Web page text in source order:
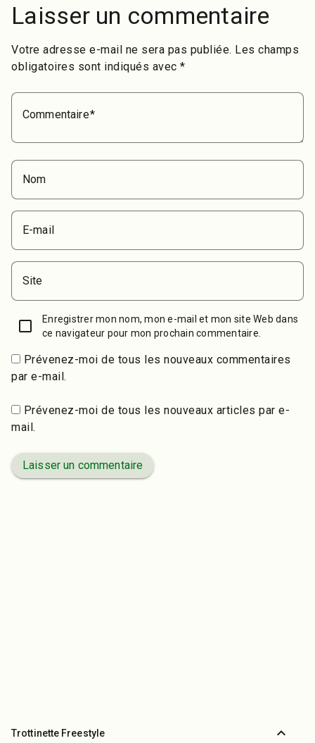
Laisser un commentaire
Votre adresse e-mail ne sera pas publiée. Les champs
obligatoires sont indiqués avec *
Commentaire
Nom
E-mail
Site
Enregistrer mon nom, mon e-mail et mon site Web dans
ce navigateur pour mon prochain commentaire.
Prévenez-moi de tous les nouveaux commentaires
par e-mail.
Prévenez-moi de tous les nouveaux articles par e-
mail.
Laisser un commentaire
Trottinette Freestyle expand_less